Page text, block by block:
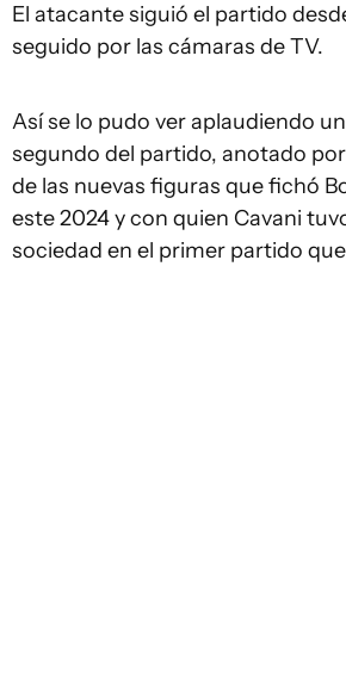
El atacante siguió el partido
seguido por las cámaras de TV.
Así se lo pudo ver aplaudiendo
segundo del partido, anotado
de las nuevas figuras que fichó
este 2024 y con quien Cavani
sociedad en el primer partido